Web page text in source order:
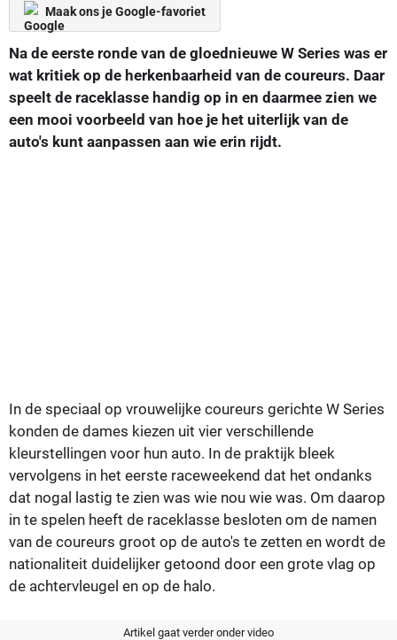
Maak ons je Google-favoriet
Na de eerste ronde van de gloednieuwe W Series was er
wat kritiek op de herkenbaarheid van de coureurs. Daar
speelt de raceklasse handig op in en daarmee zien we
een mooi voorbeeld van hoe je het uiterlijk van de
auto's kunt aanpassen aan wie erin rijdt.
In de speciaal op vrouwelijke coureurs gerichte W Series
konden de dames kiezen uit vier verschillende
kleurstellingen voor hun auto. In de praktijk bleek
vervolgens in het eerste raceweekend dat het ondanks
dat nogal lastig te zien was wie nou wie was. Om daarop
in te spelen heeft de raceklasse besloten om de namen
van de coureurs groot op de auto's te zetten en wordt de
nationaliteit duidelijker getoond door een grote vlag op
de achtervleugel en op de halo.
Artikel gaat verder onder video